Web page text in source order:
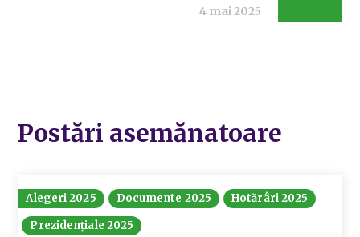
4 mai 2025
Postări asemănatoare
Alegeri 2025 Documente 2025
Hotărâri 2025
Prezidențiale 2025